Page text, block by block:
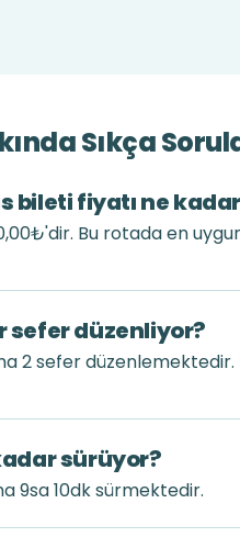
Sıkça
bileti fiyatı ne
Bu rotada en
sefer düzenliyor?
2 sefer
sürüyor?
9sa 10dk sürmektedir.